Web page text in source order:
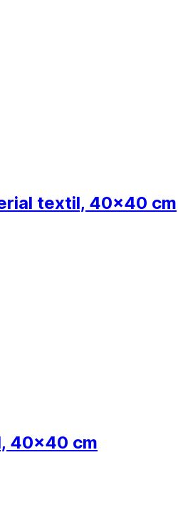
textil, 40x40 cm
40x40 cm